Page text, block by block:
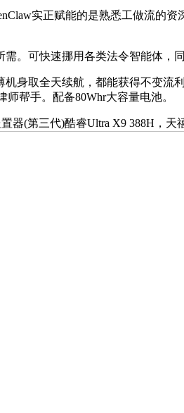
实正赋能的是熟悉工做流的资
可快速挪用各类法令智能体，同
取全天续航，都能获得不变流
帮手。配备80Whr大容量电池。
(第三代)酷睿Ultra X9 388H，